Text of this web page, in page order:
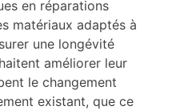
en réparations
matériaux adaptés à
une longévité
améliorer leur
le changement
existant, que ce